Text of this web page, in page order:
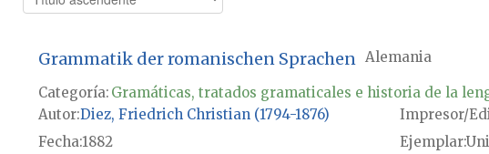
Grammatik der romanischen Sprachen Alemania
Categoría: Gramáticas, tratados gramaticales e historia de la
Autor Diez, Friedrich Christian (1794-1876) Impresor/
Fecha1882 Ejemplar